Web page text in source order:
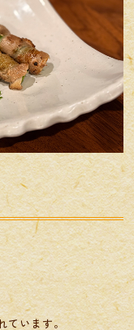
ています。